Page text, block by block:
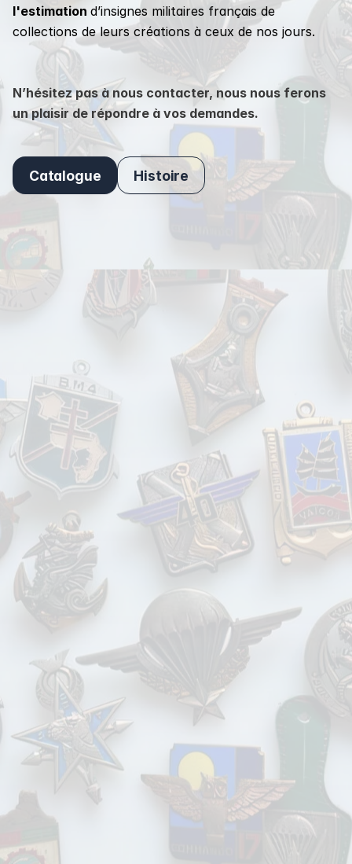
l'estimation d’insignes militaires français de
collections de leurs créations à ceux de nos jours.
N’hésitez pas à nous contacter, nous nous ferons
un plaisir de répondre à vos demandes.
Catalogue Histoire